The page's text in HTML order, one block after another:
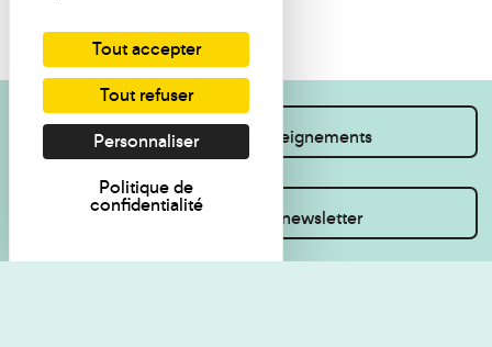
Je souhaite des renseignements
Inscrivez-vous à la newsletter
Tout accepter
Tout refuser
Personnaliser
Politique de
confidentialité